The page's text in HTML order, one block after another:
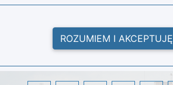
ROZUMIEM I AKCEPTUJĘ